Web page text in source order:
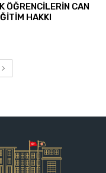
ÖĞRENCİLERİN CAN
HAKKI